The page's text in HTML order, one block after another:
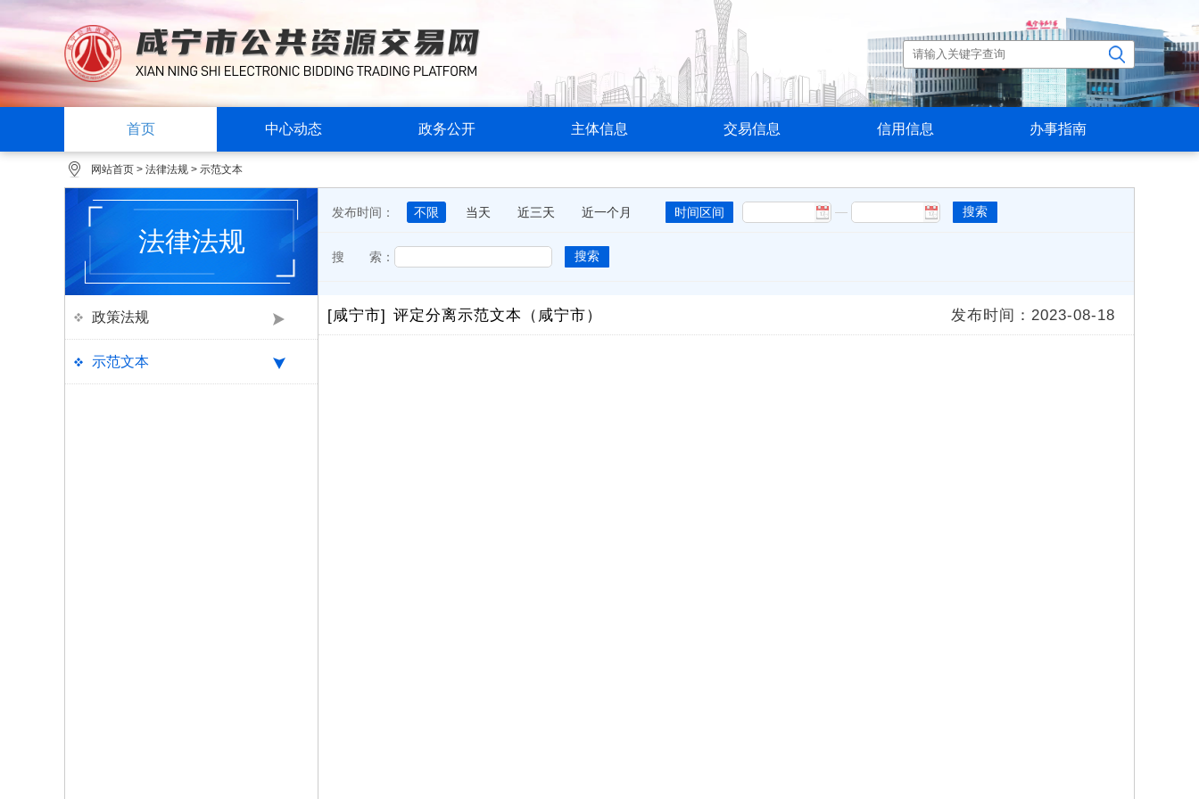
首页 中心动态 政务公开 主体信息 交易信息 信用信息 办事指南
网站首页 > 法律法规 > 示范文本
法律法规
政策法规
示范文本
发布时间： 不限 当天 近三天 近一个月 时间区间 — 搜索
搜 索： 搜索
[咸宁市] 评定分离示范文本（咸宁市） 发布时间：2023-08-18